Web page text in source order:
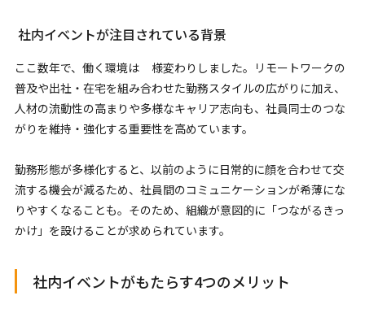
社内イベントが注目されている背景
ここ数年で、働く環境は 様変わりしました。リモートワークの
普及や出社・在宅を組み合わせた勤務スタイルの広がりに加え、
人材の流動性の高まりや多様なキャリア志向も、社員同士のつな
がりを維持・強化する重要性を高めています。
勤務形態が多様化すると、以前のように日常的に顔を合わせて交
流する機会が減るため、社員間のコミュニケーションが希薄にな
りやすくなることも。そのため、組織が意図的に「つながるきっ
かけ」を設けることが求められています。
社内イベントがもたらす4つのメリット